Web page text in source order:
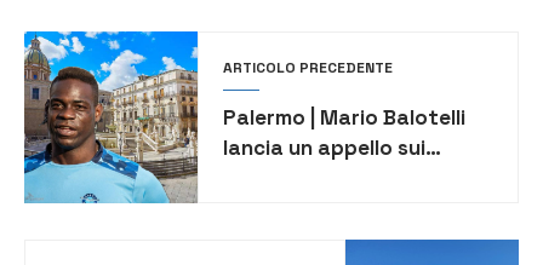
ARTICOLO PRECEDENTE
Palermo | Mario Balotelli
lancia un appello sui